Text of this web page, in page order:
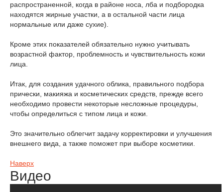
распространенной, когда в районе носа, лба и подбородка
находятся жирные участки, а в остальной части лица
нормальные или даже сухие).
Кроме этих показателей обязательно нужно учитывать
возрастной фактор, проблемность и чувствительность кожи
лица.
Итак, для создания удачного облика, правильного подбора
прически, макияжа и косметических средств, прежде всего
необходимо провести некоторые несложные процедуры,
чтобы определиться с типом лица и кожи.
Это значительно облегчит задачу корректировки и улучшения
внешнего вида, а также поможет при выборе косметики.
Наверх
Видео